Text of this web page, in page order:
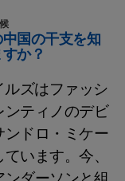
国の干支を知
か？
ズはファッシ
ティノのデビ
ドロ・ミケー
います。今、